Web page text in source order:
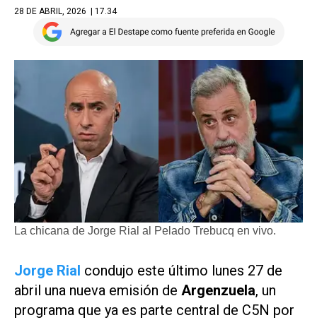
28 DE ABRIL, 2026 | 17.34
La chicana de Jorge Rial al Pelado Trebucq en vivo.
Jorge Rial condujo este último lunes 27 de
abril una nueva emisión de Argenzuela, un
programa que ya es parte central de C5N por